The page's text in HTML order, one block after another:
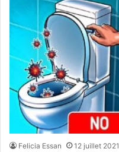
Felicia Essan 12 juillet 2021